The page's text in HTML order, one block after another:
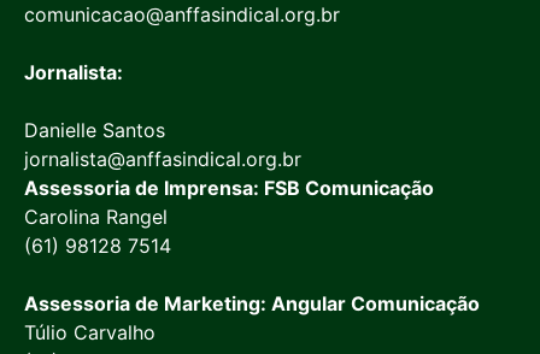
comunicacao@anffasindical.org.br
Jornalista:
Danielle Santos
jornalista@anffasindical.org.br
Assessoria de Imprensa: FSB Comunicação
Carolina Rangel
(61) 98128 7514
Assessoria de Marketing: Angular Comunicação
Túlio Carvalho